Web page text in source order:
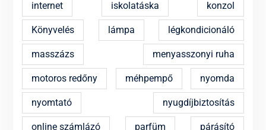
internet iskolatáska konzol
Könyvelés lámpa légkondicionáló
masszázs menyasszonyi ruha
motoros redőny méhpempő nyomda
nyomtató nyugdíjbiztosítás
online számlázó parfüm párásító